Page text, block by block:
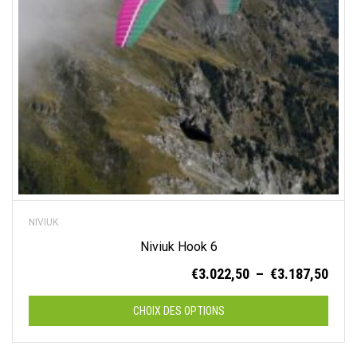
du
produit
NIVIUK
Niviuk Hook 6
€3.022,50 – €3.187,50
de
CHOIX DES OPTIONS